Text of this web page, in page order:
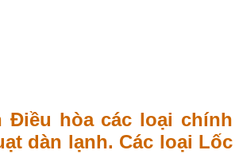
Điều hòa các loại chính
dàn lạnh. Các loại Lốc